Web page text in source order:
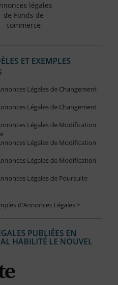
légales
de Fonds de
commerce
ET EXEMPLES
Légales de Changement
Légales de Changement
Légales de Modification
Légales de Modification
Légales de Modification
Légales de Poursuite
d'Annonces Légales >
PUBLIÉES EN
HABILITÉ LE NOUVEL